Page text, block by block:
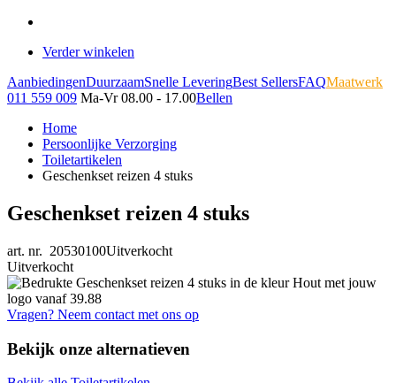
Verder winkelen
AanbiedingenDuurzaamSnelle LeveringBest SellersFAQMaatwerk
011 559 009 Ma-Vr 08.00 - 17.00Bellen
Home
Persoonlijke Verzorging
Toiletartikelen
Geschenkset reizen 4 stuks
Geschenkset reizen 4 stuks
art. nr. 20530100Uitverkocht
Uitverkocht
Vragen? Neem contact met ons op
Bekijk onze alternatieven